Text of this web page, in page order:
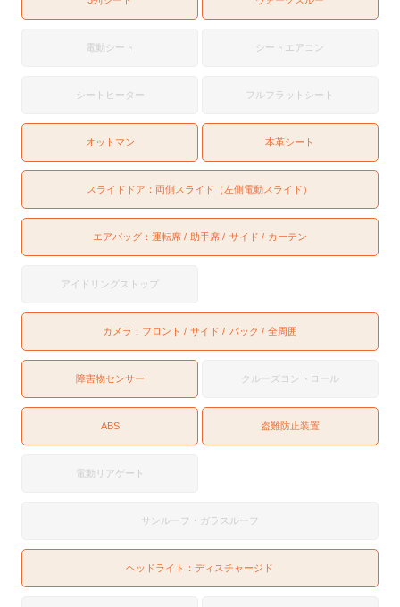
電動シート シートエアコン
シートヒーター フルフラットシート
オットマン 本革シート
スライドドア： 両側スライド（左側電動スライド）
エアバッグ： 運転席 助手席 サイド カーテン
アイドリングストップ
カメラ： フロント サイド バック 全周囲
障害物センサー クルーズコントロール
ABS 盗難防止装置
電動リアゲート
サンルーフ・ガラスルーフ
ヘッドライト：ディスチャージド